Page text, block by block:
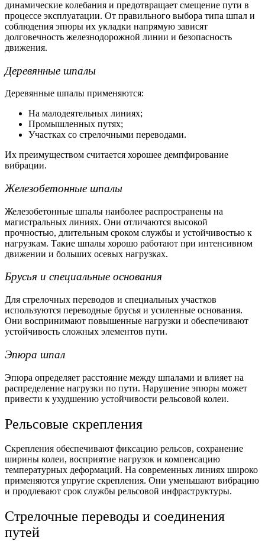
динамические колебания и предотвращает смещение пути в
процессе эксплуатации. От правильного выбора типа шпал и
соблюдения эпюры их укладки напрямую зависят
долговечность железнодорожной линии и безопасность
движения.
Деревянные шпалы
Деревянные шпалы применяются:
На малодеятельных линиях;
Промышленных путях;
Участках со стрелочными переводами.
Их преимуществом считается хорошее демпфирование
вибрации.
Железобетонные шпалы
Железобетонные шпалы наиболее распространены на
магистральных линиях. Они отличаются высокой
прочностью, длительным сроком службы и устойчивостью к
нагрузкам. Такие шпалы хорошо работают при интенсивном
движении и больших осевых нагрузках.
Брусья и специальные основания
Для стрелочных переводов и специальных участков
используются переводные брусья и усиленные основания.
Они воспринимают повышенные нагрузки и обеспечивают
устойчивость сложных элементов пути.
Эпюра шпал
Эпюра определяет расстояние между шпалами и влияет на
распределение нагрузки по пути. Нарушение эпюры может
привести к ухудшению устойчивости рельсовой колеи.
Рельсовые скрепления
Скрепления обеспечивают фиксацию рельсов, сохранение
ширины колеи, восприятие нагрузок и компенсацию
температурных деформаций. На современных линиях широко
применяются упругие скрепления. Они уменьшают вибрацию
и продлевают срок службы рельсовой инфраструктуры.
Стрелочные переводы и соединения
путей